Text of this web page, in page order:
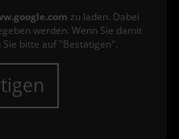
zu laden. Dabei
werden. Wenn Sie damit
bitte auf "Bestätigen".